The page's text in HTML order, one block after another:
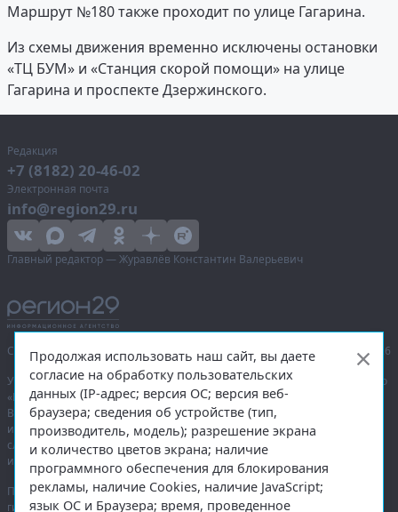
Маршрут №180 также проходит по улице Гагарина.
Из схемы движения временно исключены остановки
«ТЦ БУМ» и «Станция скорой помощи» на улице
Гагарина и проспекте Дзержинского.
Редакция
+7 (8182) 20-46-02
Электронная почта
info@region29.ru
Главный редактор — Журавлёв Константин Валерьевич
Сетевое издание «Информационное агентство Регион 29»,
© 2016–2026
Учредитель — общество с ограниченной ответственностью «Агентство
«Правда Севера».
Выписка из реестра зарегистрированных средств массовой
информации:ЭЛ № ФС 77-74226от 09.11.2018 выдано Федеральной
службой по надзору в сфере связи, информационных технологий
и массовых коммуникаций (Роскомнадзор).
При полном или частичном использовании любых материалов
гиперссылка на region29.ruобязательна. Копирование материалов без
Продолжая использовать наш сайт, вы даете
согласие на обработку пользовательских
данных (IP-адрес; версия ОС; версия веб-
браузера; сведения об устройстве (тип,
производитель, модель); разрешение экрана
и количество цветов экрана; наличие
программного обеспечения для блокирования
рекламы, наличие Cookies, наличие JavaScript;
язык ОС и Браузера; время, проведенное